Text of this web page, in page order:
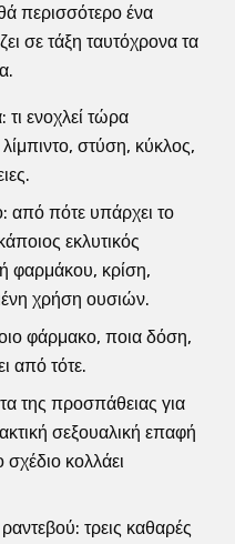
περισσότερο ένα
σε τάξη ταυτόχρονα τα
ενοχλεί τώρα
στύση, κύκλος,
από πότε υπάρχει το
εκλυτικός
φαρμάκου, κρίση,
χρήση ουσιών.
φάρμακο, ποια δόση,
από τότε.
της προσπάθειας για
σεξουαλική επαφή
κολλάει
τρεις καθαρές